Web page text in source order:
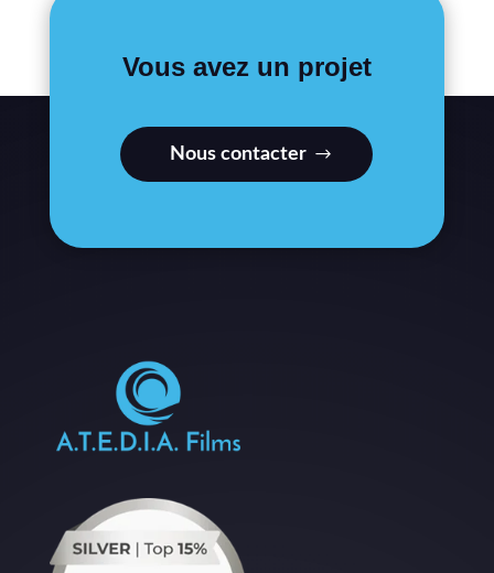
Vous avez un projet
Nous contacter